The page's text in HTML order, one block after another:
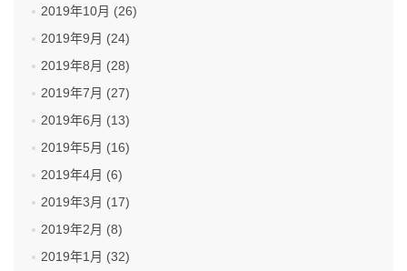
2019年10月 (26)
2019年9月 (24)
2019年8月 (28)
2019年7月 (27)
2019年6月 (13)
2019年5月 (16)
2019年4月 (6)
2019年3月 (17)
2019年2月 (8)
2019年1月 (32)